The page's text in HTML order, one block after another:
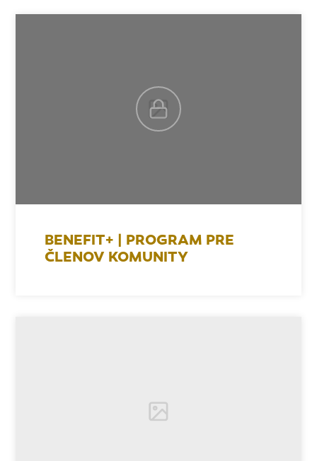
BENEFIT+ | PROGRAM PRE
ČLENOV KOMUNITY